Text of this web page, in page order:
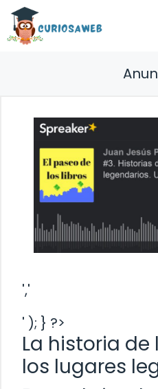
Saltar
contenido
','
' ); } ?>
La historia de
los lugares